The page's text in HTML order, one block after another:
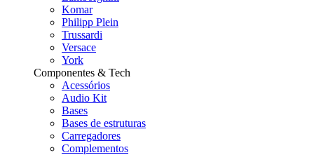
Komar
Philipp Plein
Trussardi
Versace
York
Componentes & Tech
Acessórios
Audio Kit
Bases
Bases de estruturas
Carregadores
Complementos